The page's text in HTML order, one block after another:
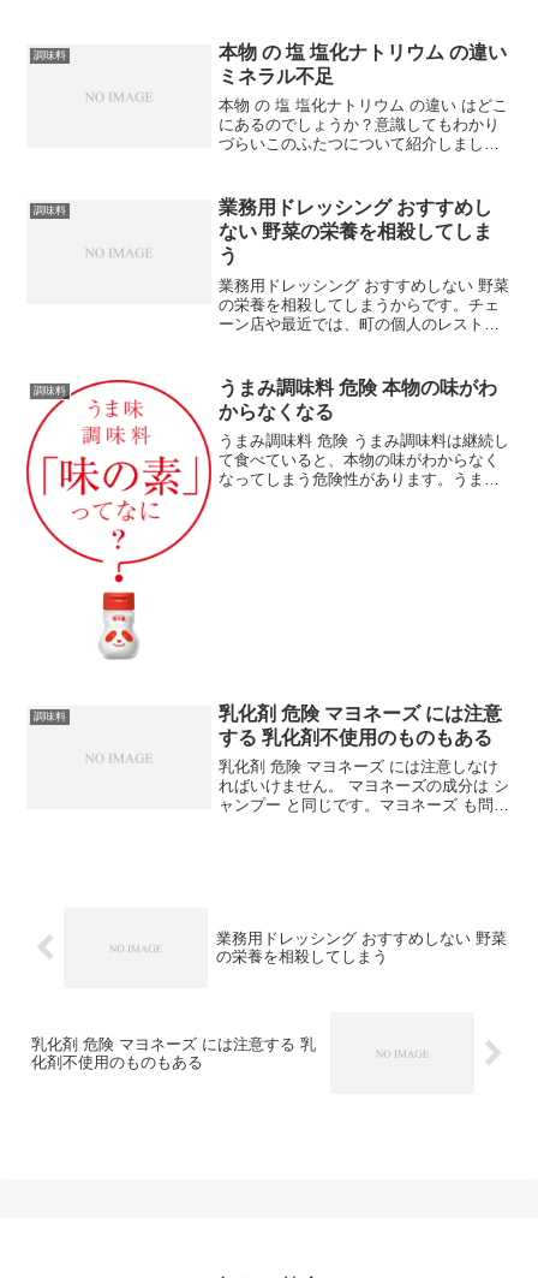
まっているのと同じように、 醤油 も、本
来...
調味料
本物 の 塩 塩化ナトリウム の違い
ミネラル不足
本物 の 塩 塩化ナトリウム の違い はどこ
にあるのでしょうか？意識してもわかり
づらいこのふたつについて紹介しましょ
す。最近は、 塩分 の摂り過ぎが高血圧に
結び付く...
調味料
業務用ドレッシング おすすめし
ない 野菜の栄養を相殺してしま
う
業務用ドレッシング おすすめしない 野菜
の栄養を相殺してしまうからです。チェ
ーン店や最近では、町の個人のレストラ
ッシング おすすめしない 理由外食産業で
使われている...
調味料
うまみ調味料 危険 本物の味がわ
からなくなる
うまみ調味料 危険 うまみ調味料は継続し
て食べていると、本物の味がわからなく
なってしまう危険性があります。うまみ
調味料
乳化剤 危険 マヨネーズ には注意
する 乳化剤不使用のものもある
乳化剤 危険 マヨネーズ には注意しなけ
ればいけません。 マヨネーズの成分は シ
ャンプー と同じです。マヨネーズ も問題
業務用ドレッシング おすすめしない 野菜
の栄養を相殺してしまう
乳化剤 危険 マヨネーズ には注意する 乳
化剤不使用のものもある